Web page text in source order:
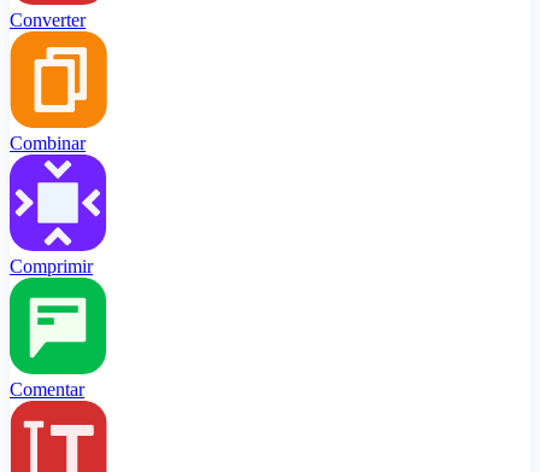
Converter
Combinar
Comprimir
Comentar